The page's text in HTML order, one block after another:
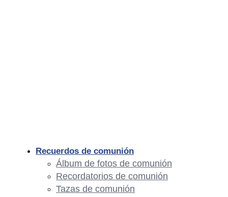
Recuerdos de comunión
Álbum de fotos de comunión
Recordatorios de comunión
Tazas de comunión